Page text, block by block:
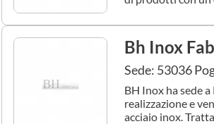
Bh Inox
Sede: 53036
BH Inox ha sede
realizzazione e
acciaio inox.